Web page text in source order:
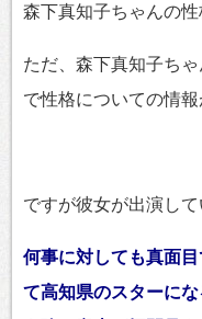
森下真知子ちゃんの性
ただ、森下真知子ち
で性格についての情報
ですが彼女が出演し
何事に対しても真面
て高知県のスターに